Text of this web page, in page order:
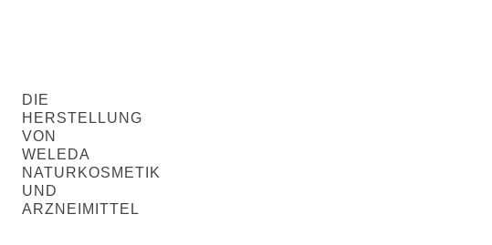
DIE
HERSTELLUNG
VON
WELEDA
NATURKOSMETIK
UND
ARZNEIMITTEL